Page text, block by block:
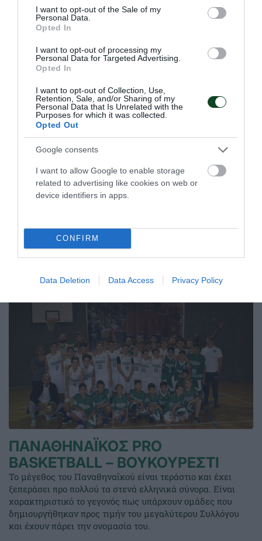
consent section.
I want to opt-out of the Sale of my
Personal Data.
Opted In
I want to opt-out of processing my
Personal Data for Targeted Advertising.
Opted In
I want to opt-out of Collection, Use,
Retention, Sale, and/or Sharing of my
Personal Data that Is Unrelated with the
Purposes for which it was collected.
Opted Out
Google consents
I want to allow Google to enable storage
related to advertising like cookies on web or
device identifiers in apps.
CONFIRM
Data Deletion Data Access Privacy Policy
ΤΕΛΕΥΤΑΙΑ ΝΕΑ
ΠΑΝΑΘΗΝΑΪΚΟΣ PRO
BASKETBALL – ΒΟΥΚΟΥΡΕΣΤΙ
Το μέγεθος του Παναθηναϊκού είναι τεράστιο και έχει
ξεπεράσει προ πολλού τα στενά ελληνικά σύνορα. Είναι
χαρακτηριστικό το γεγονός πως υπάρχουν ομάδες που
δημιουργήθηκαν προς τιμήν του μεγαλύτερου Συλλόγου
και έχουν πάρει την ονομασία του.